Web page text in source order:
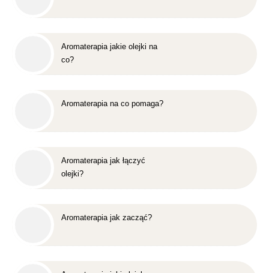
Aromaterapia jakie olejki na
co?
Aromaterapia na co pomaga?
Aromaterapia jak łączyć
olejki?
Aromaterapia jak zacząć?